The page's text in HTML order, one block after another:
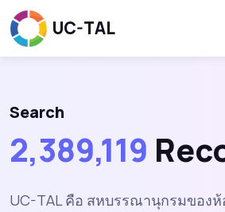
UC-TAL
Search
2,389,119
UC-TAL คือ สหบรรณานุกรมของ